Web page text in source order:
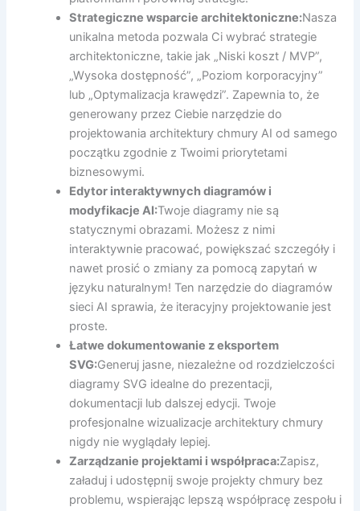
Strategiczne wsparcie architektoniczne:Nasza
unikalna metoda pozwala Ci wybrać strategie
architektoniczne, takie jak „Niski koszt / MVP”,
„Wysoka dostępność”, „Poziom korporacyjny”
lub „Optymalizacja krawędzi”. Zapewnia to, że
generowany przez Ciebie narzędzie do
projektowania architektury chmury AI od samego
początku zgodnie z Twoimi priorytetami
biznesowymi.
Edytor interaktywnych diagramów i
modyfikacje AI:Twoje diagramy nie są
statycznymi obrazami. Możesz z nimi
interaktywnie pracować, powiększać szczegóły i
nawet prosić o zmiany za pomocą zapytań w
języku naturalnym! Ten narzędzie do diagramów
sieci AI sprawia, że iteracyjny projektowanie jest
proste.
Łatwe dokumentowanie z eksportem
SVG:Generuj jasne, niezależne od rozdzielczości
diagramy SVG idealne do prezentacji,
dokumentacji lub dalszej edycji. Twoje
profesjonalne wizualizacje architektury chmury
nigdy nie wyglądały lepiej.
Zarządzanie projektami i współpraca:Zapisz,
załaduj i udostępnij swoje projekty chmury bez
problemu, wspierając lepszą współpracę zespołu i